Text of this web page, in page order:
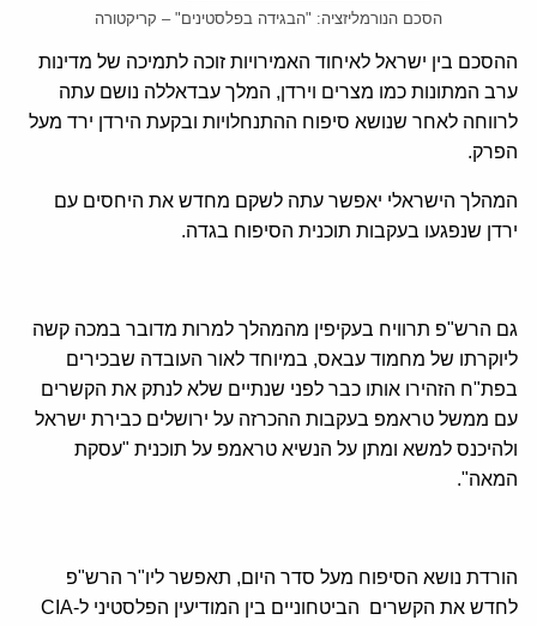
הסכם הנורמליזציה: "הבגידה בפלסטינים" – קריקטורה
ההסכם בין ישראל לאיחוד האמירויות זוכה לתמיכה של מדינות
ערב המתונות כמו מצרים וירדן, המלך עבדאללה נושם עתה
לרווחה לאחר שנושא סיפוח ההתנחלויות ובקעת הירדן ירד מעל
הפרק.
המהלך הישראלי יאפשר עתה לשקם מחדש את היחסים עם
ירדן שנפגעו בעקבות תוכנית הסיפוח בגדה.
גם הרש"פ תרוויח בעקיפין מהמהלך למרות מדובר במכה קשה
ליוקרתו של מחמוד עבאס, במיוחד לאור העובדה שבכירים
בפת"ח הזהירו אותו כבר לפני שנתיים שלא לנתק את הקשרים
עם ממשל טראמפ בעקבות ההכרזה על ירושלים כבירת ישראל
ולהיכנס למשא ומתן על הנשיא טראמפ על תוכנית "עסקת
המאה".
הורדת נושא הסיפוח מעל סדר היום, תאפשר ליו"ר הרש"פ
לחדש את הקשרים הביטחוניים בין המודיעין הפלסטיני ל-CIA